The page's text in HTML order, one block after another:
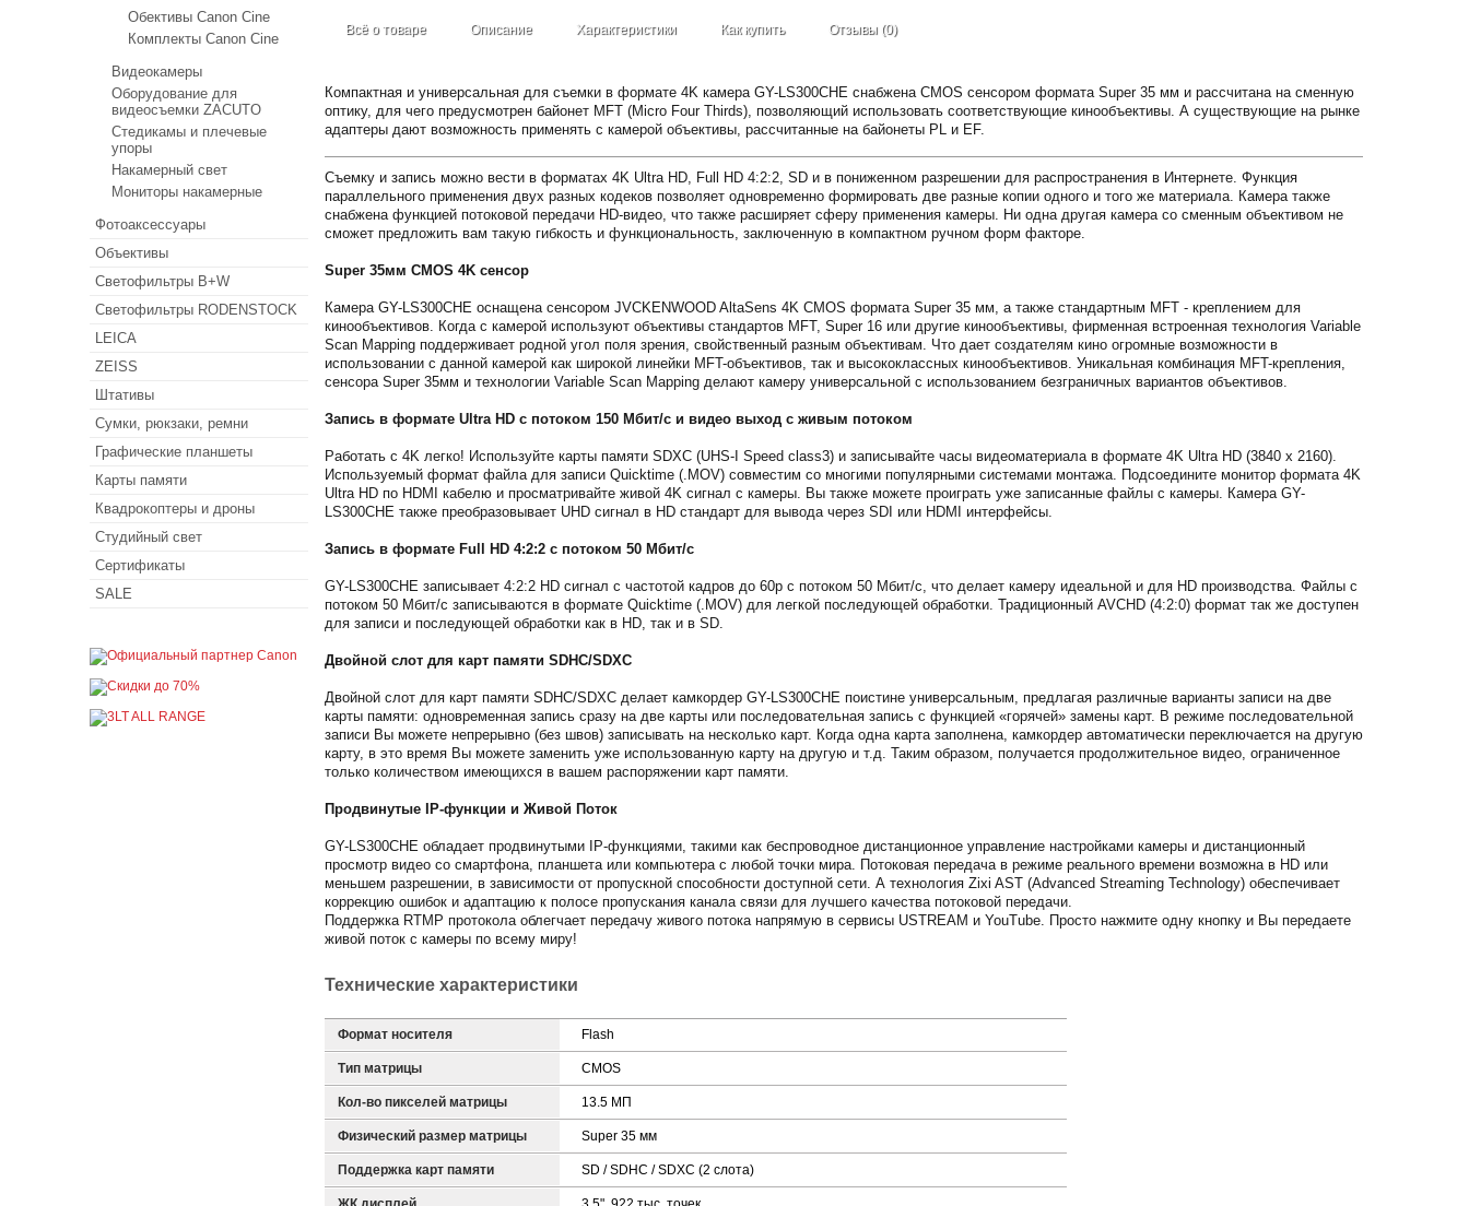
Всё о товаре Описание Характеристики Как купить Отзывы (0)
Компактная и универсальная для съемки в формате 4K камера GY-LS300CHE снабжена CMOS сенсором формата Super 35 мм и рассчитана на сменную
оптику, для чего предусмотрен байонет MFT (Micro Four Thirds), позволяющий использовать соответствующие кинообъективы. А существующие на рынке
адаптеры дают возможность применять с камерой объективы, рассчитанные на байонеты PL и EF.
Съемку и запись можно вести в форматах 4K Ultra HD, Full HD 4:2:2, SD и в пониженном разрешении для распространения в Интернете. Функция
параллельного применения двух разных кодеков позволяет одновременно формировать две разные копии одного и того же материала. Камера также
снабжена функцией потоковой передачи HD-видео, что также расширяет сферу применения камеры. Ни одна другая камера со сменным объективом не
сможет предложить вам такую гибкость и функциональность, заключенную в компактном ручном форм факторе.
Super 35мм CMOS 4K сенсор
Камера GY-LS300CHE оснащена сенсором JVCKENWOOD AltaSens 4K CMOS формата Super 35 мм, а также стандартным MFT - креплением для
кинообъективов. Когда с камерой используют объективы стандартов MFT, Super 16 или другие кинообъективы, фирменная встроенная технология Variable
Scan Mapping поддерживает родной угол поля зрения, свойственный разным объективам. Что дает создателям кино огромные возможности в
использовании с данной камерой как широкой линейки MFT-объективов, так и высококлассных кинообъективов. Уникальная комбинация MFT-крепления,
сенсора Super 35мм и технологии Variable Scan Mapping делают камеру универсальной с использованием безграничных вариантов объективов.
Запись в формате Ultra HD с потоком 150 Мбит/c и видео выход с живым потоком
Работать с 4K легко! Используйте карты памяти SDXC (UHS-I Speed class3) и записывайте часы видеоматериала в формате 4K Ultra HD (3840 x 2160).
Используемый формат файла для записи Quicktime (.MOV) совместим со многими популярными системами монтажа. Подсоедините монитор формата 4K
Ultra HD по HDMI кабелю и просматривайте живой 4K сигнал с камеры. Вы также можете проиграть уже записанные файлы с камеры. Камера GY-
LS300CHE также преобразовывает UHD сигнал в HD стандарт для вывода через SDI или HDMI интерфейсы.
Запись в формате Full HD 4:2:2 с потоком 50 Мбит/c
GY-LS300CHE записывает 4:2:2 HD сигнал с частотой кадров до 60p с потоком 50 Мбит/c, что делает камеру идеальной и для HD производства. Файлы с
потоком 50 Мбит/c записываются в формате Quicktime (.MOV) для легкой последующей обработки. Традиционный AVCHD (4:2:0) формат так же доступен
для записи и последующей обработки как в HD, так и в SD.
Двойной слот для карт памяти SDHC/SDXC
Двойной слот для карт памяти SDHC/SDXC делает камкордер GY-LS300CHE поистине универсальным, предлагая различные варианты записи на две
карты памяти: одновременная запись сразу на две карты или последовательная запись с функцией «горячей» замены карт. В режиме последовательной
записи Вы можете непрерывно (без швов) записывать на несколько карт. Когда одна карта заполнена, камкордер автоматически переключается на другую
карту, в это время Вы можете заменить уже использованную карту на другую и т.д. Таким образом, получается продолжительное видео, ограниченное
только количеством имеющихся в вашем распоряжении карт памяти.
Продвинутые IP-функции и Живой Поток
GY-LS300CHE обладает продвинутыми IP-функциями, такими как беспроводное дистанционное управление настройками камеры и дистанционный
просмотр видео со смартфона, планшета или компьютера с любой точки мира. Потоковая передача в режиме реального времени возможна в HD или
меньшем разрешении, в зависимости от пропускной способности доступной сети. А технология Zixi AST (Advanced Streaming Technology) обеспечивает
коррекцию ошибок и адаптацию к полосе пропускания канала связи для лучшего качества потоковой передачи.
Поддержка RTMP протокола облегчает передачу живого потока напрямую в сервисы USTREAM и YouTube. Просто нажмите одну кнопку и Вы передаете
живой поток с камеры по всему миру!
Технические характеристики
Формат носителя Flash
Тип матрицы CMOS
Кол-во пикселей матрицы 13.5 МП
Физический размер матрицы Super 35 мм
Поддержка карт памяти SD / SDHC / SDXC (2 слота)
Обективы Canon Cine
Комплекты Canon Cine
Видеокамеры
Оборудование для
видеосъемки ZACUTO
Стедикамы и плечевые
упоры
Накамерный свет
Мониторы накамерные
Фотоаксессуары
Объективы
Светофильтры B+W
Светофильтры RODENSTOCK
LEICA
ZEISS
Штативы
Сумки, рюкзаки, ремни
Графические планшеты
Карты памяти
Квадрокоптеры и дроны
Студийный свет
Сертификаты
SALE